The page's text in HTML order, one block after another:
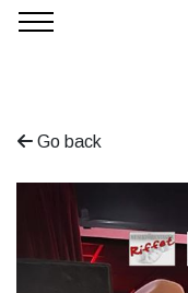
Go back